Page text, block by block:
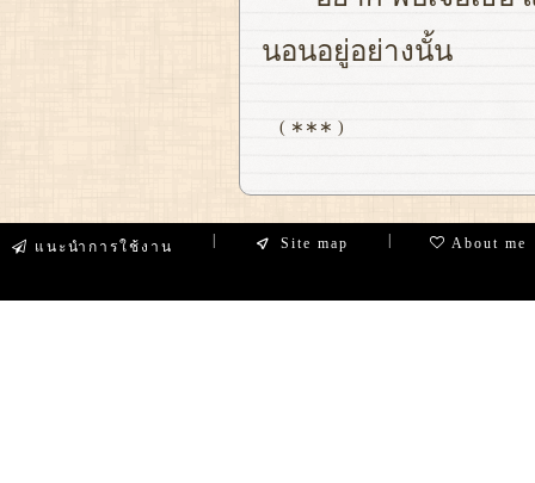
นอนอยู่อย่างนั้น
( ∗∗∗ )
แนะนำการใช้งาน Site map About me